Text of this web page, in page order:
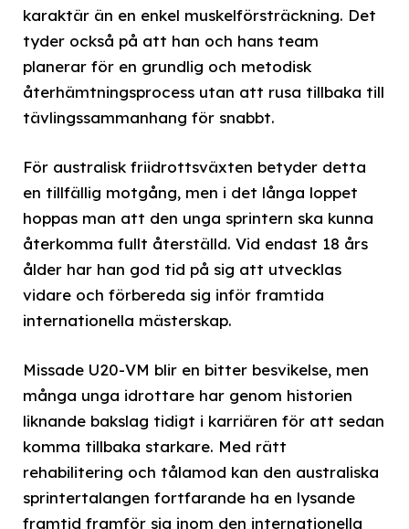
karaktär än en enkel muskelförsträckning. Det
tyder också på att han och hans team
planerar för en grundlig och metodisk
återhämtningsprocess utan att rusa tillbaka till
tävlingssammanhang för snabbt.
För australisk friidrottsväxten betyder detta
en tillfällig motgång, men i det långa loppet
hoppas man att den unga sprintern ska kunna
återkomma fullt återställd. Vid endast 18 års
ålder har han god tid på sig att utvecklas
vidare och förbereda sig inför framtida
internationella mästerskap.
Missade U20-VM blir en bitter besvikelse, men
många unga idrottare har genom historien
liknande bakslag tidigt i karriären för att sedan
komma tillbaka starkare. Med rätt
rehabilitering och tålamod kan den australiska
sprintertalangen fortfarande ha en lysande
framtid framför sig inom den internationella